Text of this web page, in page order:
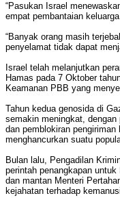
“Pasukan Israel
empat pembantaian
“Banyak orang masih
penyelamat tidak dapat
Israel telah melanjutkan
Hamas pada 7 Oktober
Keamanan PBB yang
Tahun kedua genosida di
semakin meningkat, dengan
dan pemblokiran
menghancurkan suatu
Bulan lalu, Pengadilan
perintah penangkapan
dan mantan Menteri
kejahatan terhadap